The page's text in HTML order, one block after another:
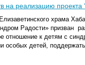
на реализацию
храма
Радости» призван
отношение к детям с
особых детей,